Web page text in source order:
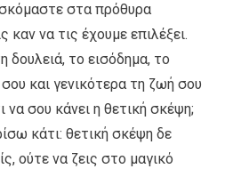
στα πρόθυρα
να τις έχουμε επιλέξει.
δουλειά, το εισόδημα, το
και γενικότερα τη ζωή σου
να σου κάνει η θετική σκέψη;
κάτι: θετική σκέψη δε
ούτε να ζεις στο μαγικό